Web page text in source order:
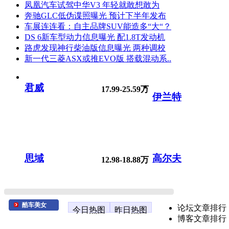
凤凰汽车试驾中华V3 年轻就敢想敢为
奔驰GLC低伪谍照曝光 预计下半年发布
车展连连看：自主品牌SUV能造多“大“？
DS 6新车型动力信息曝光 配1.8T发动机
路虎发现神行柴油版信息曝光 两种调校
新一代三菱ASX或推EVO版 搭载混动系..
君威 17.99-25.59万
伊兰特
思域 12.98-18.88万 高尔夫
酷车美女
今日热图 昨日热图
论坛文章排行
博客文章排行